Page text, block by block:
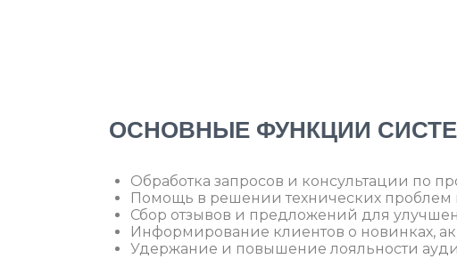
ОСНОВНЫЕ ФУНКЦИИ
Обработка запросов и консультации по
Помощь в решении технических проблем
Сбор отзывов и предложений для
Информирование клиентов о новинках,
Удержание и повышение лояльности